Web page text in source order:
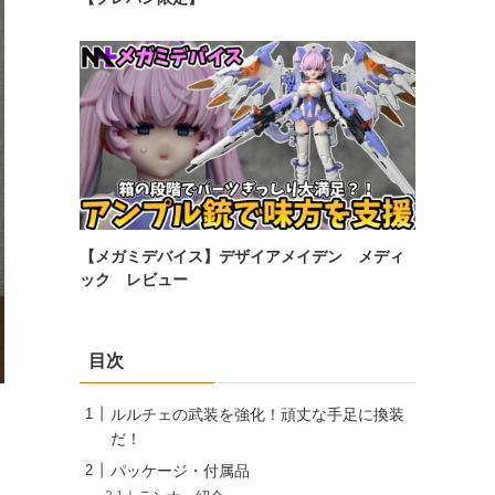
【メガミデバイス】デザイアメイデン メディ
ック レビュー
目次
ルルチェの武装を強化！頑丈な手足に換装
だ！
パッケージ・付属品